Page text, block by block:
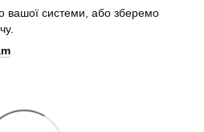
вашої системи, або зберемо